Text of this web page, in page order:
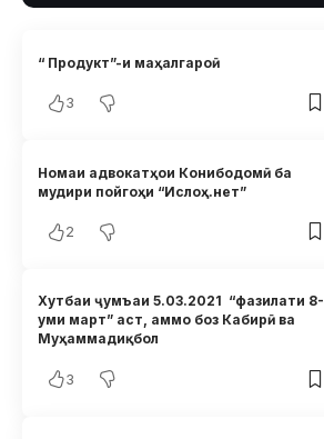
“ Продукт”-и маҳалгароӣ
3
Номаи адвокатҳои Конибодомӣ ба
мудири пойгоҳи “Ислоҳ.нет”
2
Хутбаи ҷумъаи 5.03.2021 “фазилати 8-
уми март” аст, аммо боз Кабирӣ ва
Муҳаммадиқбол
3